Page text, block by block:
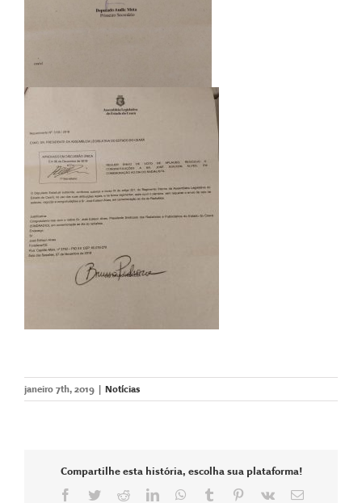
janeiro 7th, 2019 | Notícias
Compartilhe esta história, escolha sua plataforma!
Facebook
TwitterRedditLinkedInWhatsApp
Tumblr Pinterest
Vk
E-